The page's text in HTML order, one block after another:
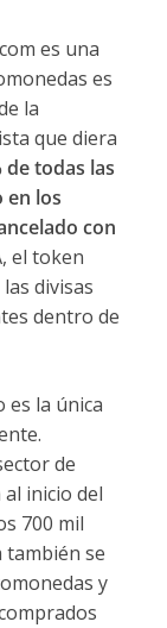
es una
es
la
que diera
de todas las
en los
con
el token
divisas
dentro de
es la única
de
inicio del
700 mil
también se
y